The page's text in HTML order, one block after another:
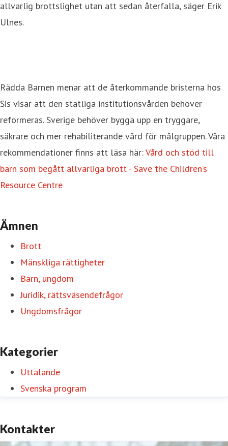
allvarlig brottslighet utan att sedan återfalla, säger Erik
Ulnes.
Rädda Barnen menar att de återkommande bristerna hos
Sis visar att den statliga institutionsvården behöver
reformeras. Sverige behöver bygga upp en tryggare,
säkrare och mer rehabiliterande vård för målgruppen. Våra
rekommendationer finns att läsa här:Vård och stöd till
barn som begått allvarliga brott - Save the Children’s
Resource Centre
Ämnen
Brott
Mänskliga rättigheter
Barn, ungdom
Juridik, rättsväsendefrågor
Ungdomsfrågor
Kategorier
Uttalande
Svenska program
Kontakter